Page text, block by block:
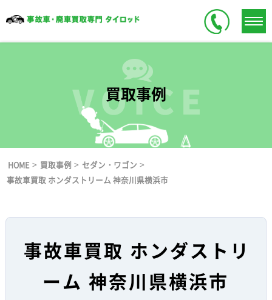
買取事例
HOME > 買取事例 > セダン・ワゴン >
事故車買取 ホンダストリーム 神奈川県横浜市
事故車買取 ホンダストリ
ーム 神奈川県横浜市